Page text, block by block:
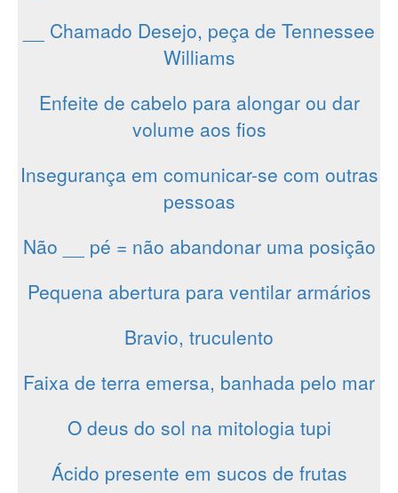
__ Chamado Desejo, peça de Tennessee
Williams
Enfeite de cabelo para alongar ou dar
volume aos fios
Insegurança em comunicar-se com outras
pessoas
Não __ pé = não abandonar uma posição
Pequena abertura para ventilar armários
Bravio, truculento
Faixa de terra emersa, banhada pelo mar
O deus do sol na mitologia tupi
Ácido presente em sucos de frutas